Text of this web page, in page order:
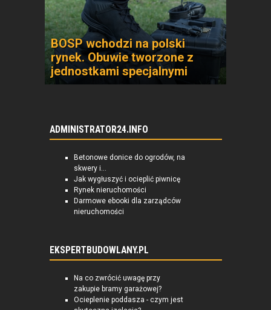
BOSP wchodzi na polski
rynek. Obuwie tworzone z
jednostkami specjalnymi
ADMINISTRATOR24.INFO
Betonowe donice do ogrodów, na
skwery i...
Jak wygłuszyć i ocieplić piwnicę
Rynek nieruchomości
Darmowe ebooki dla zarządców
nieruchomości
EKSPERTBUDOWLANY.PL
Na co zwrócić uwagę przy
zakupie bramy garażowej?
Ocieplenie poddasza - czym jest